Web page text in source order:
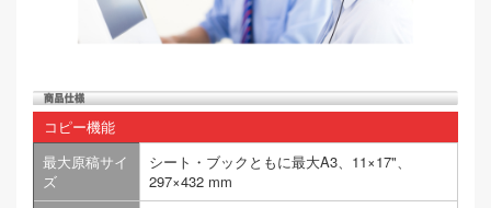
コピー機能
最大原稿サイ
ズ
シート・ブックともに最大A3、11×17"、
297×432 mm